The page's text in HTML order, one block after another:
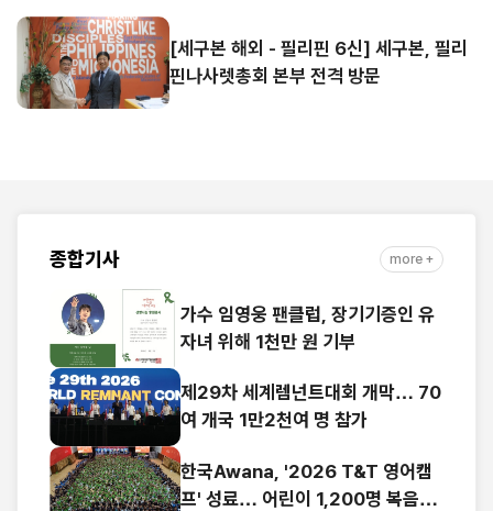
세상에 / 다시 맨살의 아기 예수
로 오셔야 하겠나이다... (중략)
상처와 아픔, 분노와 증오가 가
시지 않는 / 조국 대한민국에 하
[세구본 해외 - 필리핀 6신] 세구본, 필리
핀나사렛총회 본부 전격 방문
종합기사 more +
가수 임영웅 팬클럽, 장기기증인 유
자녀 위해 1천만 원 기부
제29차 세계렘넌트대회 개막… 70
여 개국 1만2천여 명 참가
한국Awana, '2026 T&T 영어캠
프' 성료… 어린이 1,200명 복음과